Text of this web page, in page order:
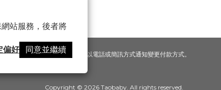
站服務，後者將
偏好 同意並繼續
提醒您，我們不會以電話或簡訊方式通知變更付款方式。
Copyright © 2026 Taobaby. All rights reserved.